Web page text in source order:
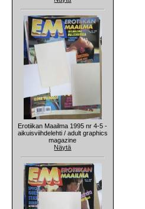
Erotiikan Maailma 1995 nr 4-5 -
aikuisviihdelehti / adult graphics
magazine
Näytä